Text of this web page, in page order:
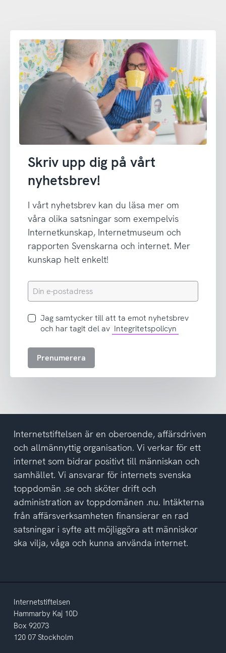
Skriv upp dig på vårt
nyhetsbrev!
I vårt nyhetsbrev kan du läsa mer om
våra olika satsningar som exempelvis
Internetkunskap, Internetmuseum och
rapporten Svenskarna och internet. Mer
kunskap helt enkelt!
Din
e-
Jag
samtycker
att
del
av
integritetspolicyn
Jag samtycker till att ta emot nyhetsbrev
och har tagit del av Integritetspolicyn
Prenumerera
Internetstiftelsen är en oberoende, affärsdriven
och allmännyttig organisation. Vi verkar för ett
internet som bidrar positivt till människan och
samhället. Vi ansvarar för internets svenska
toppdomän .se och sköter drift och
administration av toppdomänen .nu. Intäkterna
från affärsverksamheten finansierar en rad
satsningar i syfte att möjliggöra att människor
ska vilja, våga och kunna använda internet.
Internetstiftelsen
Hammarby Kaj 10D
Box 92073
120 07 Stockholm